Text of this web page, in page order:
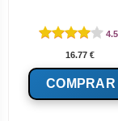
16.77 €